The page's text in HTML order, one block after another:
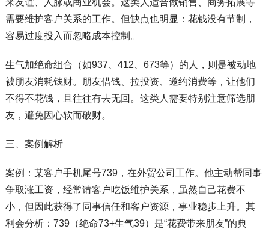
来友谊、人脉或商业机会。这类人适合做销售、商务拓展等
需要维护客户关系的工作。但缺点也明显：花钱没有节制，
容易过度投入而忽略成本控制。
生气加绝命组合（如937、412、673等）的人，则是被动地
被朋友消耗钱财。朋友借钱、拉投资、邀约消费等，让他们
不得不花钱，且往往有去无回。这类人需要特别注意筛选朋
友，避免因心软而破财。
三、案例解析
案例：某客户手机尾号739，在外贸公司工作。他主动帮同事
争取涨工资，经常请客户吃饭维护关系，虽然自己花费不
小，但因此获得了同事信任和客户资源，事业稳步上升。其
利会分析：739（绝命73+生气39）是“花费带来朋友”的典